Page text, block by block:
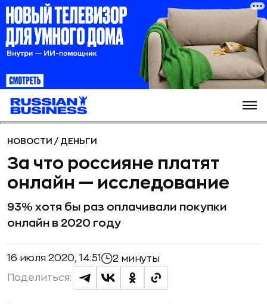
НОВОСТИ / ДЕНЬГИ
За что россияне платят
онлайн — исследование
93% хотя бы раз оплачивали покупки
онлайн в 2020 году
16 июля 2020, 14:51 2 минуты
Поделиться: